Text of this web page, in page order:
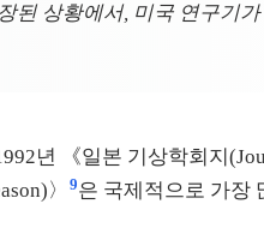
된 상황에서, 미국 연구기
년 《일본 기상학회지
〉
9은 국제적으로 가장